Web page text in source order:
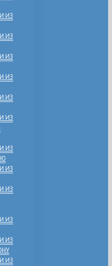
ИЗ
ИЗ
ИЗ
ИЗ
ИЗ
ИЗ
ИЗ
ИЗ
ИЗ
ИЗ
ИЗ
ИЗ